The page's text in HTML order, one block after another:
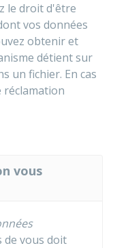
le droit d'être
vos données
obtenir et
détient sur
un fichier. En cas
réclamation
vous
vous doit